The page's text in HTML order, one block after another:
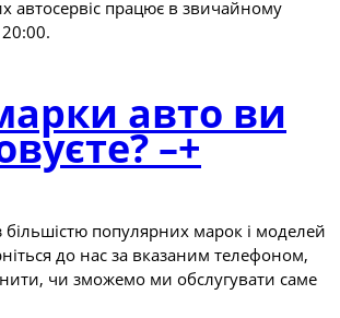
автосервіс працює в звичайному
авто ви
–+
популярних марок і моделей
до нас за вказаним телефоном,
чи зможемо ми обслугувати саме